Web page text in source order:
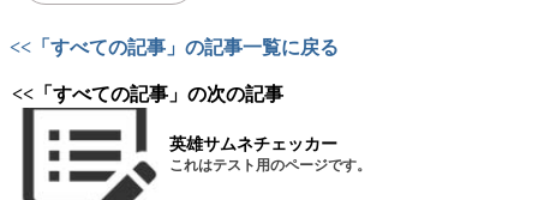
<<「すべての記事」の記事一覧に戻る
<<「すべての記事」の次の記事
英雄サムネチェッカー
これはテスト用のページです。